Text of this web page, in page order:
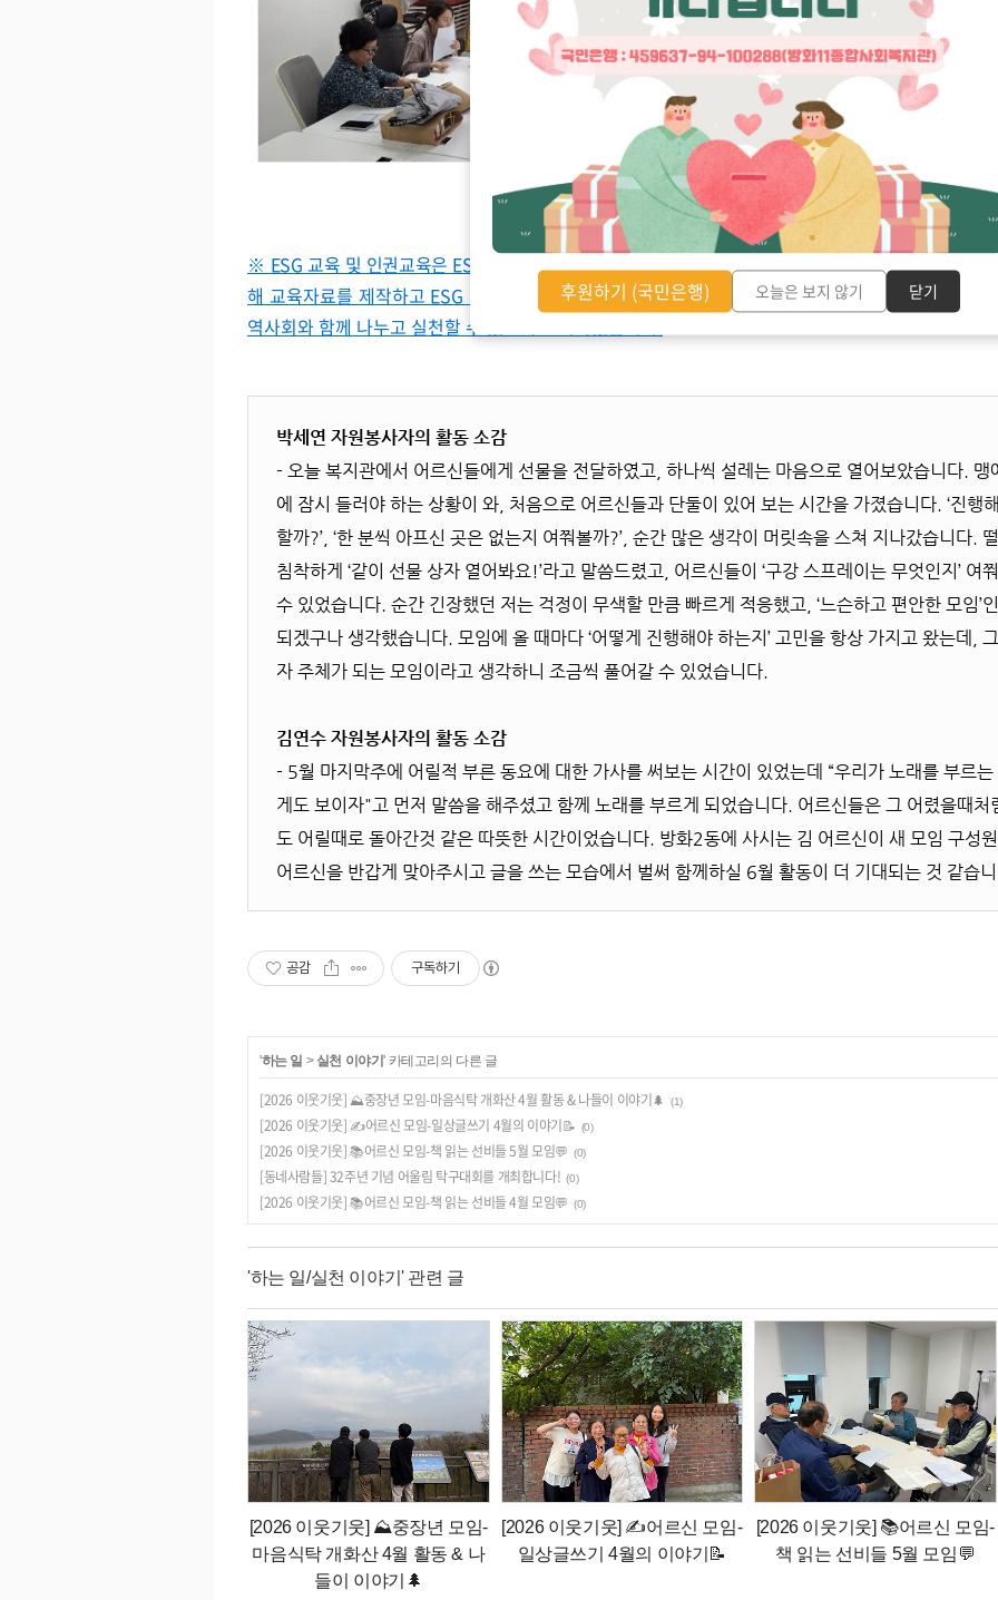
※ ESG 교육 및 인권교육은 ESG 추진위원회에서 제작한 교육자료(PPT)를 활용하여 진행했습니다.
해 교육자료를 제작하고 ESG 실천 기반 마련에 힘써주신 ESG 추진위원회에 깊은 감사의 말씀을 전
역사회와 함께 나누고 실천할 수 있도록 노력하겠습니다.
박세연 자원봉사자의 활동 소감
- 오늘 복지관에서 어르신들에게 선물을 전달하였고, 하나씩 설레는 마음으로 열어보았습니다.
에 잠시 들러야 하는 상황이 와, 처음으로 어르신들과 단둘이 있어 보는 시간을 가졌습니다. ‘진행
할까?’, ‘한 분씩 아프신 곳은 없는지 여쭤볼까?’, 순간 많은 생각이 머릿속을 스쳐 지나갔습니다.
침착하게 ‘같이 선물 상자 열어봐요!’라고 말씀드렸고, 어르신들이 ‘구강 스프레이는 무엇인지’ 여
수 있었습니다. 순간 긴장했던 저는 걱정이 무색할 만큼 빠르게 적응했고, ‘느슨하고 편안한 모임’
되겠구나 생각했습니다. 모임에 올 때마다 ‘어떻게 진행해야 하는지’ 고민을 항상 가지고 왔는데,
자 주체가 되는 모임이라고 생각하니 조금씩 풀어갈 수 있었습니다.
김연수 자원봉사자의 활동 소감
- 5월 마지막주에 어릴적 부른 동요에 대한 가사를 써보는 시간이 있었는데 “우리가 노래를 부르는
게도 보이자"고 먼저 말씀을 해주셨고 함께 노래를 부르게 되었습니다. 어르신들은 그 어렸을때처
도 어릴때로 돌아간것 같은 따뜻한 시간이었습니다. 방화2동에 사시는 김 어르신이 새 모임 구성
어르신을 반갑게 맞아주시고 글을 쓰는 모습에서 벌써 함께하실 6월 활동이 더 기대되는 것 같습
공감 구독하기
'하는 일 > 실천 이야기' 카테고리의 다른 글
[2026 이웃기웃] ⛰️중장년 모임-마음식탁 개화산 4월 활동 & 나들이 이야기🌲 (1)
[2026 이웃기웃] ✍️어르신 모임-일상글쓰기 4월의 이야기📝 (0)
[2026 이웃기웃] 📚어르신 모임-책 읽는 선비들 5월 모임💬 (0)
[동네사람들] 32주년 기념 어울림 탁구대회를 개최합니다! (0)
[2026 이웃기웃] 📚어르신 모임-책 읽는 선비들 4월 모임💬 (0)
'하는 일/실천 이야기' 관련 글
[2026 이웃기웃] ⛰️중장년 모임-
마음식탁 개화산 4월 활동 & 나
들이 이야기🌲
[2026 이웃기웃] ✍️어르신 모임-
일상글쓰기 4월의 이야기📝
[2026 이웃기웃] 📚어르신 모임-
책 읽는 선비들 5월 모임💬
후원하기 (국민은행) 오늘은 보지 않기 닫기